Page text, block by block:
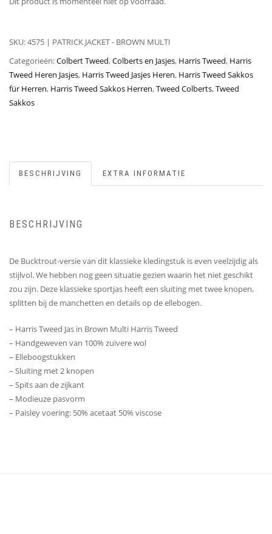
SKU:4575 | PATRICK JACKET - BROWN MULTI
Categorieën:Colbert Tweed,Colberts en Jasjes, Harris Tweed, Harris
Tweed Heren Jasjes, Harris Tweed Jasjes Heren, Harris Tweed Sakkos
für Herren, Harris Tweed Sakkos Herren,Tweed Colberts,Tweed
Sakkos
BESCHRIJVING EXTRA INFORMATIE
BESCHRIJVING
De Bucktrout-versie van dit klassieke kledingstuk is even veelzijdig als
stijlvol. We hebben nog geen situatie gezien waarin het niet geschikt
zou zijn. Deze klassieke sportjas heeft een sluiting met twee knopen,
splitten bij de manchetten en details op de ellebogen.
– Harris Tweed Jas in Brown Multi Harris Tweed
– Handgeweven van 100% zuivere wol
– Elleboogstukken
– Sluiting met 2 knopen
– Spits aan de zijkant
– Modieuze pasvorm
– Paisley voering: 50% acetaat 50% viscose